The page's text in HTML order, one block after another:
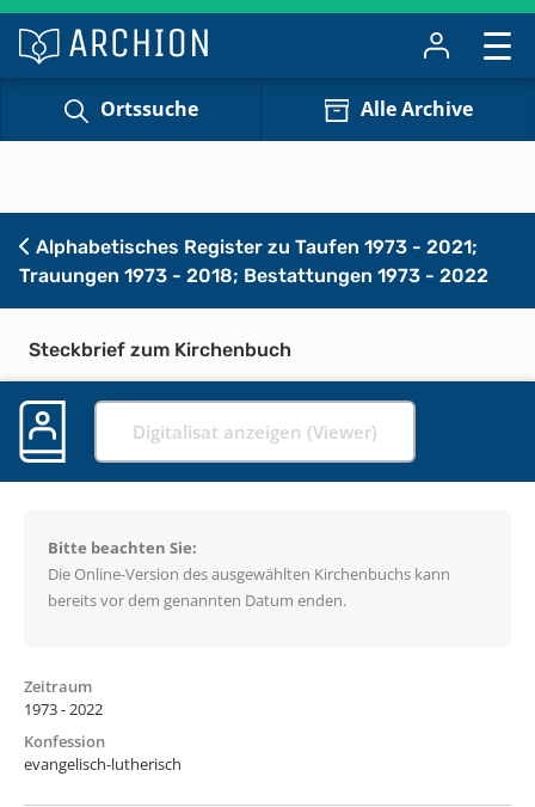
Ortssuche Alle Archive
Alphabetisches Register zu Taufen 1973 - 2021;
Trauungen 1973 - 2018; Bestattungen 1973 - 2022
Steckbrief zum Kirchenbuch
Digitalisat anzeigen (Viewer)
Bitte beachten Sie:
Die Online-Version des ausgewählten Kirchenbuchs kann
bereits vor dem genannten Datum enden.
Zeitraum
1973 - 2022
Konfession
evangelisch-lutherisch